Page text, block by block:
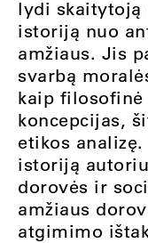
lydi skaitytoją
istoriją nuo
amžiaus. Jis
svarbą
kaip
koncepcijas,
etikos
istoriją
dorovės ir
amžiaus
atgimimo